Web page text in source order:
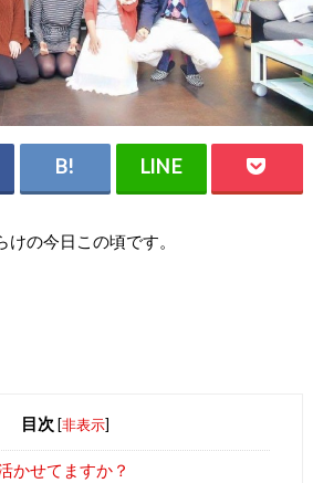
の今日この頃です。
目次 [非表示]
かせてますか？